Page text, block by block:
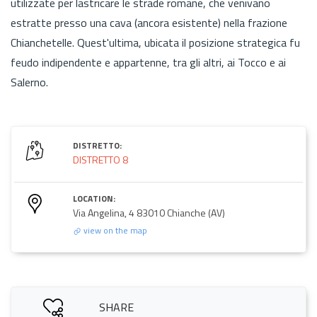
estratte presso una cava (ancora esistente) nella frazione
Chianchetelle. Quest'ultima, ubicata il posizione strategica fu
feudo indipendente e appartenne, tra gli altri, ai Tocco e ai
Salerno.
DISTRETTO:
DISTRETTO 8
LOCATION:
Via Angelina, 4 83010 Chianche (AV)
view on the map
SHARE